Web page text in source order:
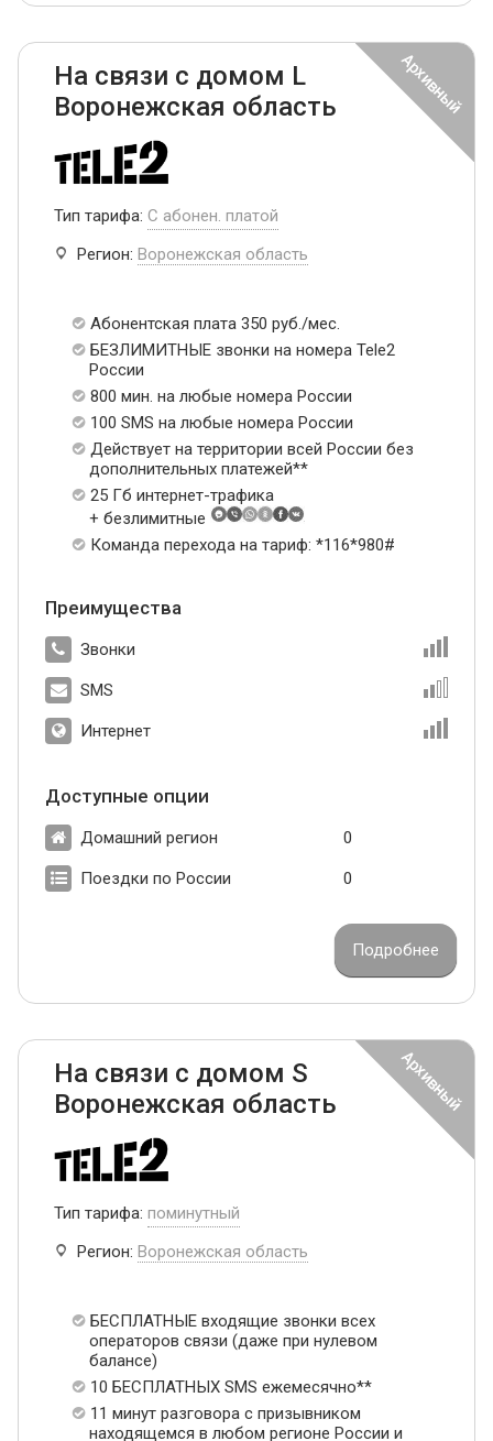
На связи с домом L
Воронежская область
Тип тарифа: С абонен. платой
Регион: Воронежская область
Абонентская плата 350 руб./мес.
БЕЗЛИМИТНЫЕ звонки на номера Tele2
России
800 мин. на любые номера России
100 SMS на любые номера России
Действует на территории всей России без
дополнительных платежей**
25 Гб интернет-трафика
+ безлимитные
Команда перехода на тариф: *116*980#
Преимущества
Звонки
SMS
Интернет
Доступные опции
Домашний регион 0
Поездки по России 0
Подробнее
На связи с домом S
Воронежская область
Тип тарифа: поминутный
Регион: Воронежская область
БЕСПЛАТНЫЕ входящие звонки всех
операторов связи (даже при нулевом
балансе)
10 БЕСПЛАТНЫХ SMS ежемесячно**
11 минут разговора с призывником
находящемся в любом регионе России и